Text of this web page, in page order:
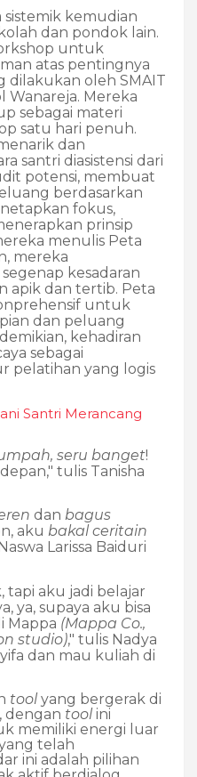
sistemik kemudian
dan pondok lain.
untuk
atas pentingnya
dilakukan oleh SMAIT
Wanareja. Mereka
sebagai materi
satu hari penuh.
dan
santri diasistensi dari
potensi, membuat
berdasarkan
fokus,
prinsip
menulis Peta
mereka
kesadaran
apik dan tertib. Peta
untuk
dan peluang
kehadiran
sebagai
pelatihan yang logis
Santri Merancang
seru banget!
tulis Tanisha
dan bagus
aku bakal ceritain
Larissa Baiduri
tapi aku jadi belajar
ya, supaya aku bisa
Mappa (Mappa Co.,
studio)," tulis Nadya
dan mau kuliah di
toolyang bergerak di
dengan toolini
memiliki energi luar
telah
ini adalah pilihan